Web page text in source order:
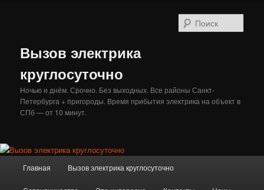
Вызов электрика
круглосуточно
Ночью и днём. Срочно. Без выходных. Все районы Санкт-
Петербурга + пригороды. Время прибытия электрика на объект в
СПб — от 10 минут.
Главная Вызов электрика круглосуточно